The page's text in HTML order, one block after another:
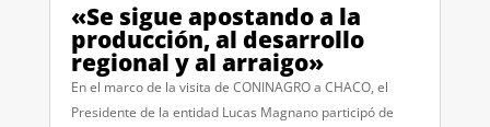
«Se sigue apostando a la
producción, al desarrollo
regional y al arraigo»
En el marco de la visita de CONINAGRO a CHACO, el
Presidente de la entidad Lucas Magnano participó de